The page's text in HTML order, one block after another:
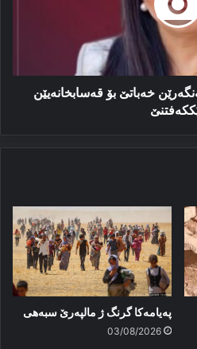
خەباتێ بۆ قەسابخانەیێن
پەیامەكا گرنگ ژ مالپەرێ سبەهی
03/08/2026